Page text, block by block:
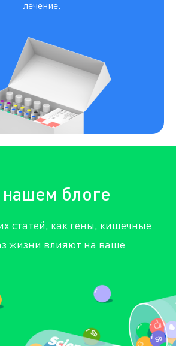
лечение.
блоге
статей, как гены, кишечные
жизни влияют на ваше